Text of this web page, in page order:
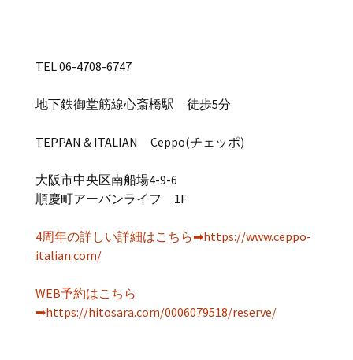
TEL 06-4708-6747
地下鉄御堂筋線心斎橋駅 徒歩5分
TEPPAN＆ITALIAN Ceppo(チェッポ)
大阪市中央区南船場4-9-6
順慶町アーバンライフ 1F
4周年の詳しい詳細はこちら➡https://www.ceppo-
italian.com/
WEB予約はこちら
➡https://hitosara.com/0006079518/reserve/